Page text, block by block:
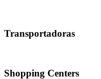
Transportadoras
Shopping Centers